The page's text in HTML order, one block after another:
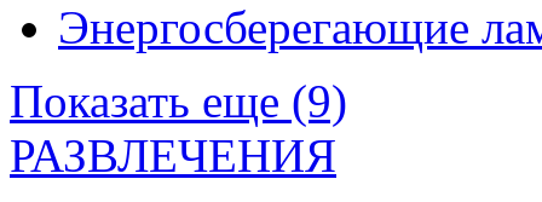
Энергосберегающие
Показать еще (9)
РАЗВЛЕЧЕНИЯ